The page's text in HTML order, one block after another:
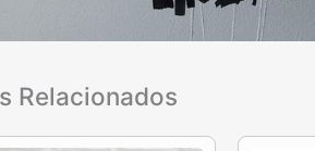
Relacionados